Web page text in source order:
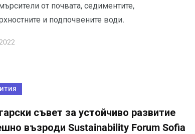
от почвата, седиментите,
и подпочвените води.
съвет за устойчиво развитие
възроди Sustainability Forum Sofia